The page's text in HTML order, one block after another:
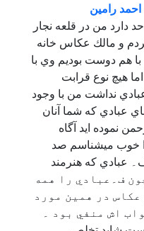
احمد رامين
دارد من در قلعه نجار
و مالك عكاس خانه
هم دوست بوديم وي با
هيچ نوع قرابت
نداشت من با وجود
عبادي كه شما آنان
نموده ايد آگاه
خوب ميشناسم صد
عبادي كه هنرمند
ارتباط فامليي نداشتند٬ چون ف۔عبادي را همه
در همين مورد
اش منفي بود ۔